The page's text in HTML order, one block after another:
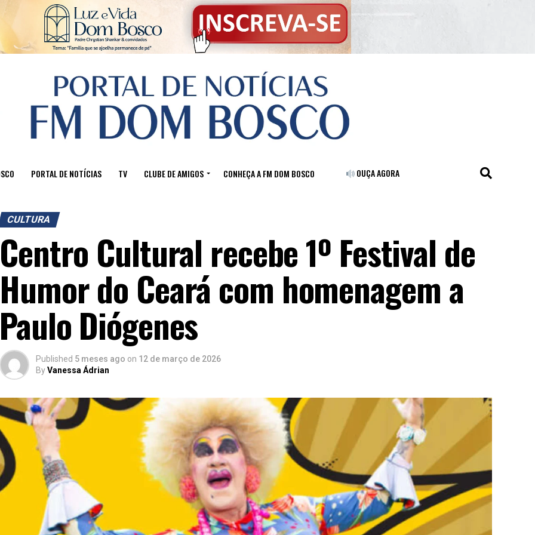
PORTAL DE NOTÍCIAS TV CLUBE DE AMIGOS CONHEÇA A FM DOM BOSCO OUÇA AGORA
CULTURA
Centro Cultural recebe 1º Festival de
Humor do Ceará com homenagem a
Paulo Diógenes
Published 5 meses ago on 12 de março de 2026
ByVanessa Ádrian